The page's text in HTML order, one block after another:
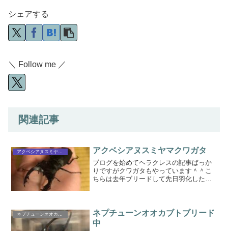
シェアする
＼ Follow me ／
関連記事
アクベシアヌスミヤマクワガタ
ブログを始めてヘラクレスの記事ばっか
りですがクワガタもやっています＾＾こ
ちらは去年ブリードして先日羽化したア
んでしょうか？みんな...
ネプチューンオオカブト
ネプチューンオオカブトブリード
中